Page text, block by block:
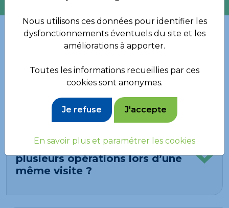
d’entretien pour prolonger la
durée de vie du véhicule ?
Est-il possible de regrouper
plusieurs opérations lors d’une
même visite ?
Nous utilisons ces données pour identifier les
dysfonctionnements éventuels du site et les
améliorations à apporter.
Toutes les informations recueillies par ces
cookies sont anonymes.
Je refuse J'accepte
En savoir plus et paramétrer les cookies